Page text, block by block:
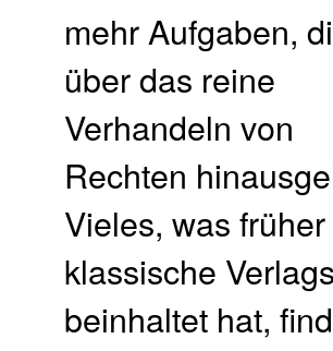
mehr Aufgaben,
über das reine
Verhandeln von
Rechten
Vieles, was früher
klassische
beinhaltet hat,